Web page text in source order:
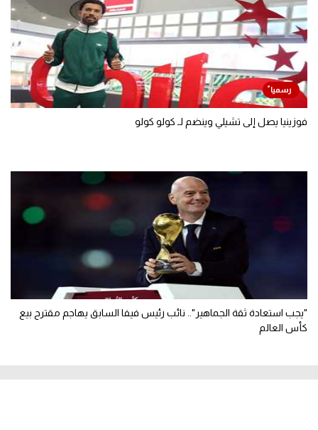
فوزينيا يصل إلى تشيلي وينضم لـ كولو كولو
"يجب استعادة ثقة الجماهير".. نائب رئيس فيفا السابق يهاجم مقترح بيع
كأس العالم